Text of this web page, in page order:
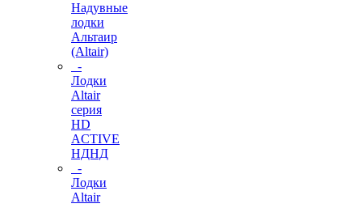
Надувные
лодки
Альтаир
(Altair)
-
Лодки
Altair
серия
HD
ACTIVE
НДНД
-
Лодки
Altair